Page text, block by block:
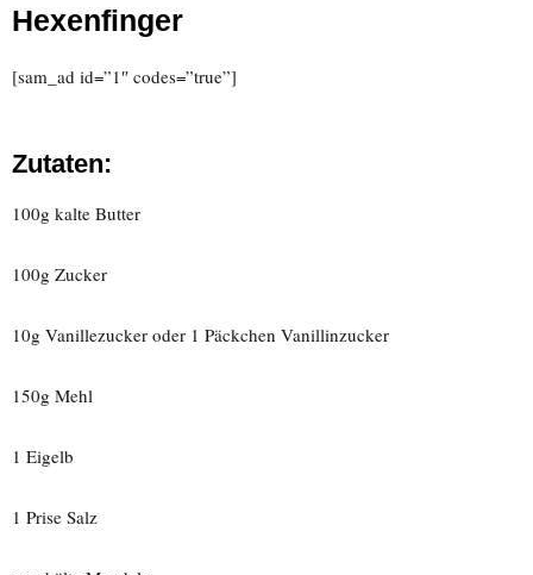
Hexenfinger
[sam_ad id=”1″ codes=”true”]
Zutaten:
100g kalte Butter
100g Zucker
10g Vanillezucker oder 1 Päckchen Vanillinzucker
150g Mehl
1 Eigelb
1 Prise Salz